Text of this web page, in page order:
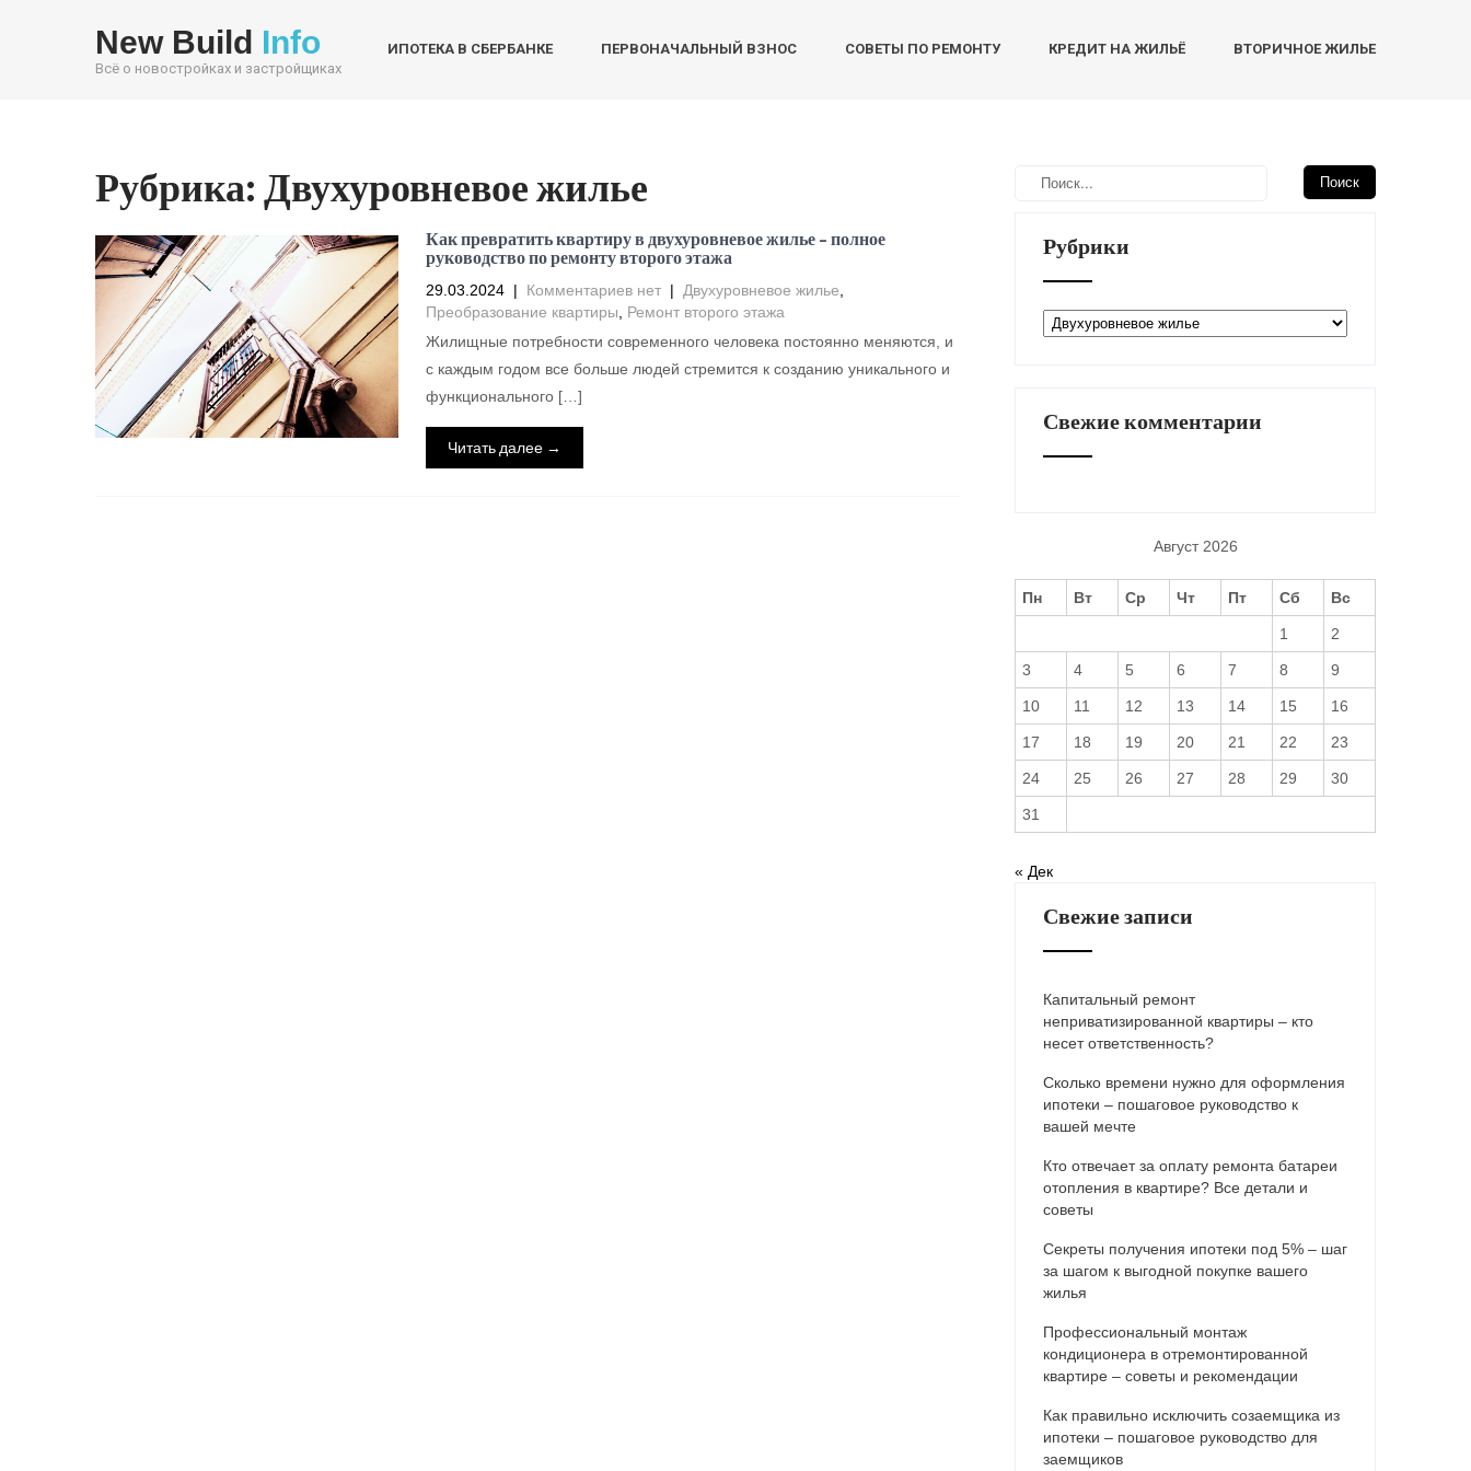
New Build Info
Всё о новостройках и застройщиках
ИПОТЕКА В СБЕРБАНКЕ ПЕРВОНАЧАЛЬНЫЙ ВЗНОС СОВЕТЫ ПО РЕМОНТУ КРЕДИТ НА ЖИЛЬЁ ВТОРИЧНОЕ ЖИЛЬЕ
Рубрика:Двухуровневое жилье
Как превратить квартиру в двухуровневое жилье – полное
руководство по ремонту второго этажа
29.03.2024 | Комментариев нет | Двухуровневое жилье
Преобразование квартиры
Ремонт второго этажа
Жилищные потребности современного человека постоянно меняются, и
с каждым годом все больше людей стремится к созданию уникального и
функционального […]
Читать далее →
Рубрики
Рубрики
Свежие комментарии
Август 2026
Пн Вт Ср Чт Пт Сб Вс
1 2
3 4 5 6 7 8 9
10 11 12 13 14 15 16
17 18 19 20 21 22 23
24 25 26 27 28 29 30
31
« Дек
Свежие записи
Капитальный ремонт
неприватизированной квартиры – кто
несет ответственность?
Сколько времени нужно для оформления
ипотеки – пошаговое руководство к
вашей мечте
Кто отвечает за оплату ремонта батареи
отопления в квартире? Все детали и
советы
Секреты получения ипотеки под 5% – шаг
за шагом к выгодной покупке вашего
жилья
Профессиональный монтаж
кондиционера в отремонтированной
квартире – советы и рекомендации
Как правильно исключить созаемщика из
ипотеки – пошаговое руководство для
заемщиков